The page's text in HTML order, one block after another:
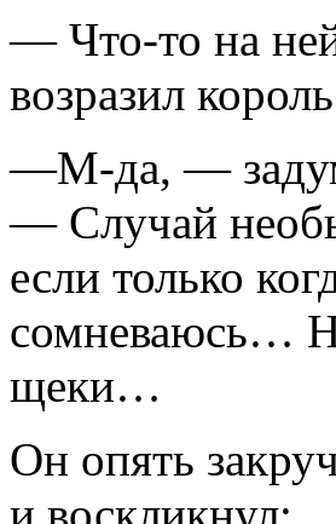
— Что-то на
возразил
—М-да, —
— Случай
если только
сомневаюсь…
щеки…
Он опять
и воскликнул: